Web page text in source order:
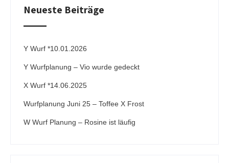
Neueste Beiträge
Y Wurf *10.01.2026
Y Wurfplanung – Vio wurde gedeckt
X Wurf *14.06.2025
Wurfplanung Juni 25 – Toffee X Frost
W Wurf Planung – Rosine ist läufig